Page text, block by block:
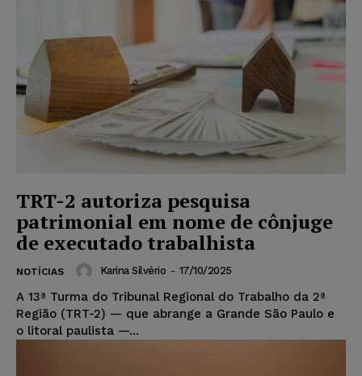
TRT-2 autoriza pesquisa
patrimonial em nome de cônjuge
de executado trabalhista
NOTÍCIAS Karina Silvério - 17/10/2025
A 13ª Turma do Tribunal Regional do Trabalho da 2ª
Região (TRT-2) — que abrange a Grande São Paulo e
o litoral paulista —...